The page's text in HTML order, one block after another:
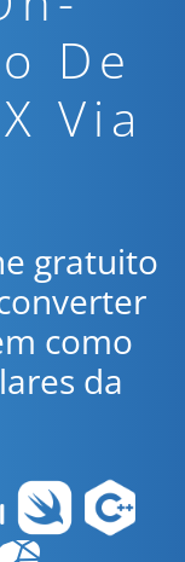
De
Via
gratuito
como
da